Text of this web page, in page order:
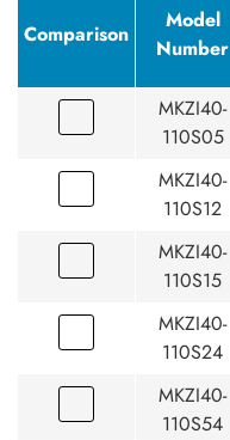
Comparison
Model
Number
MKZI40-
110S05
MKZI40-
110S12
MKZI40-
110S15
MKZI40-
110S24
MKZI40-
110S54